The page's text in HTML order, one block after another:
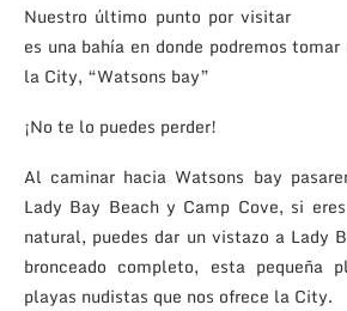
Nuestro último punto por visitar
es una bahía en donde podremos
la City, “Watsons bay”
¡No te lo puedes perder!
Al caminar hacia Watsons bay
Lady Bay Beach y Camp Cove, si
natural, puedes dar un vistazo a Lady
bronceado completo, esta pequeña
playas nudistas que nos ofrece la City.